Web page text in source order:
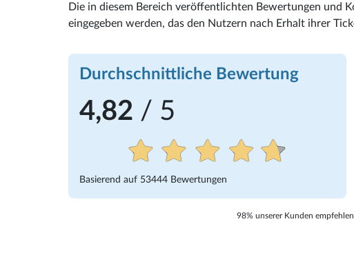
Die in diesem Bereich veröffentlichten Bewertungen und
eingegeben werden, das den Nutzern nach Erhalt ihrer
Durchschnittliche Bewertung
4,82 / 5
Basierend auf 53444 Bewertungen
98% unserer Kunden